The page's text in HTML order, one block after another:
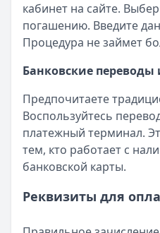
кабинет на сайте.
погашению. Введите
Процедура не займет
Банковские
Предпочитаете
Воспользуйтесь
платежный терминал.
тем, кто работает с
банковской карты.
Реквизиты для